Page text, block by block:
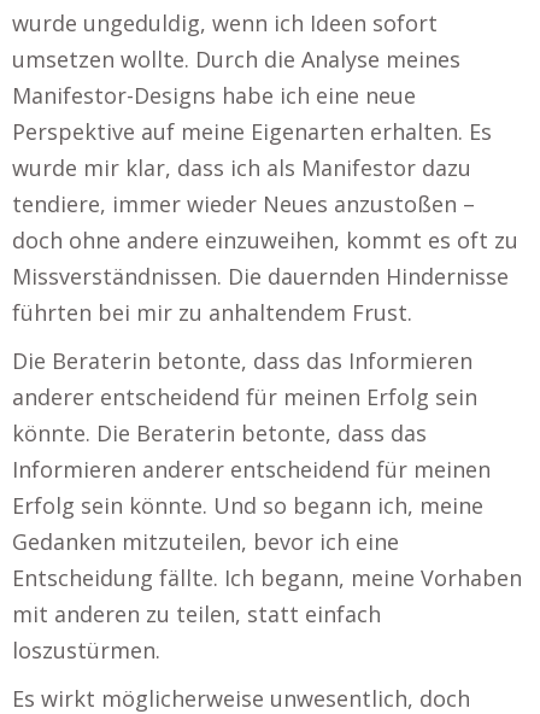
wurde ungeduldig, wenn ich Ideen sofort
umsetzen wollte. Durch die Analyse meines
Manifestor-Designs habe ich eine neue
Perspektive auf meine Eigenarten erhalten. Es
wurde mir klar, dass ich als Manifestor dazu
tendiere, immer wieder Neues anzustoßen –
doch ohne andere einzuweihen, kommt es oft zu
Missverständnissen. Die dauernden Hindernisse
führten bei mir zu anhaltendem Frust.
Die Beraterin betonte, dass das Informieren
anderer entscheidend für meinen Erfolg sein
könnte. Die Beraterin betonte, dass das
Informieren anderer entscheidend für meinen
Erfolg sein könnte. Und so begann ich, meine
Gedanken mitzuteilen, bevor ich eine
Entscheidung fällte. Ich begann, meine Vorhaben
mit anderen zu teilen, statt einfach
loszustürmen.
Es wirkt möglicherweise unwesentlich, doch